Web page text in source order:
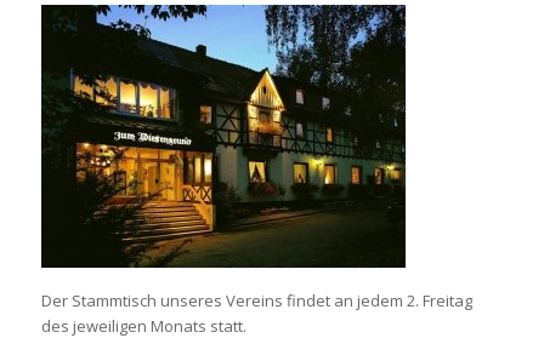
Der Stammtisch unseres Vereins findet an jedem 2. Freitag
des jeweiligen Monats statt.